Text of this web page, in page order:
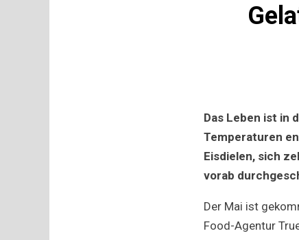
Das Leben ist in
Temperaturen
Eisdielen, sich
vorab
Der Mai ist
Food-Agentur